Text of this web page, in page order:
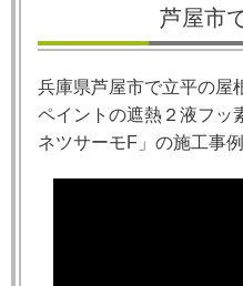
芦屋市
兵庫県芦屋市で立平の屋
ペイントの遮熱２液フッ
ネツサーモF 」の施工事